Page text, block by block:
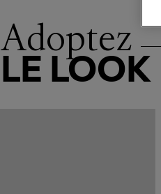
Adoptez
LE LOOK